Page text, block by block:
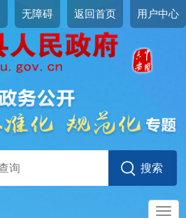
无障碍 返回首页 用户中心